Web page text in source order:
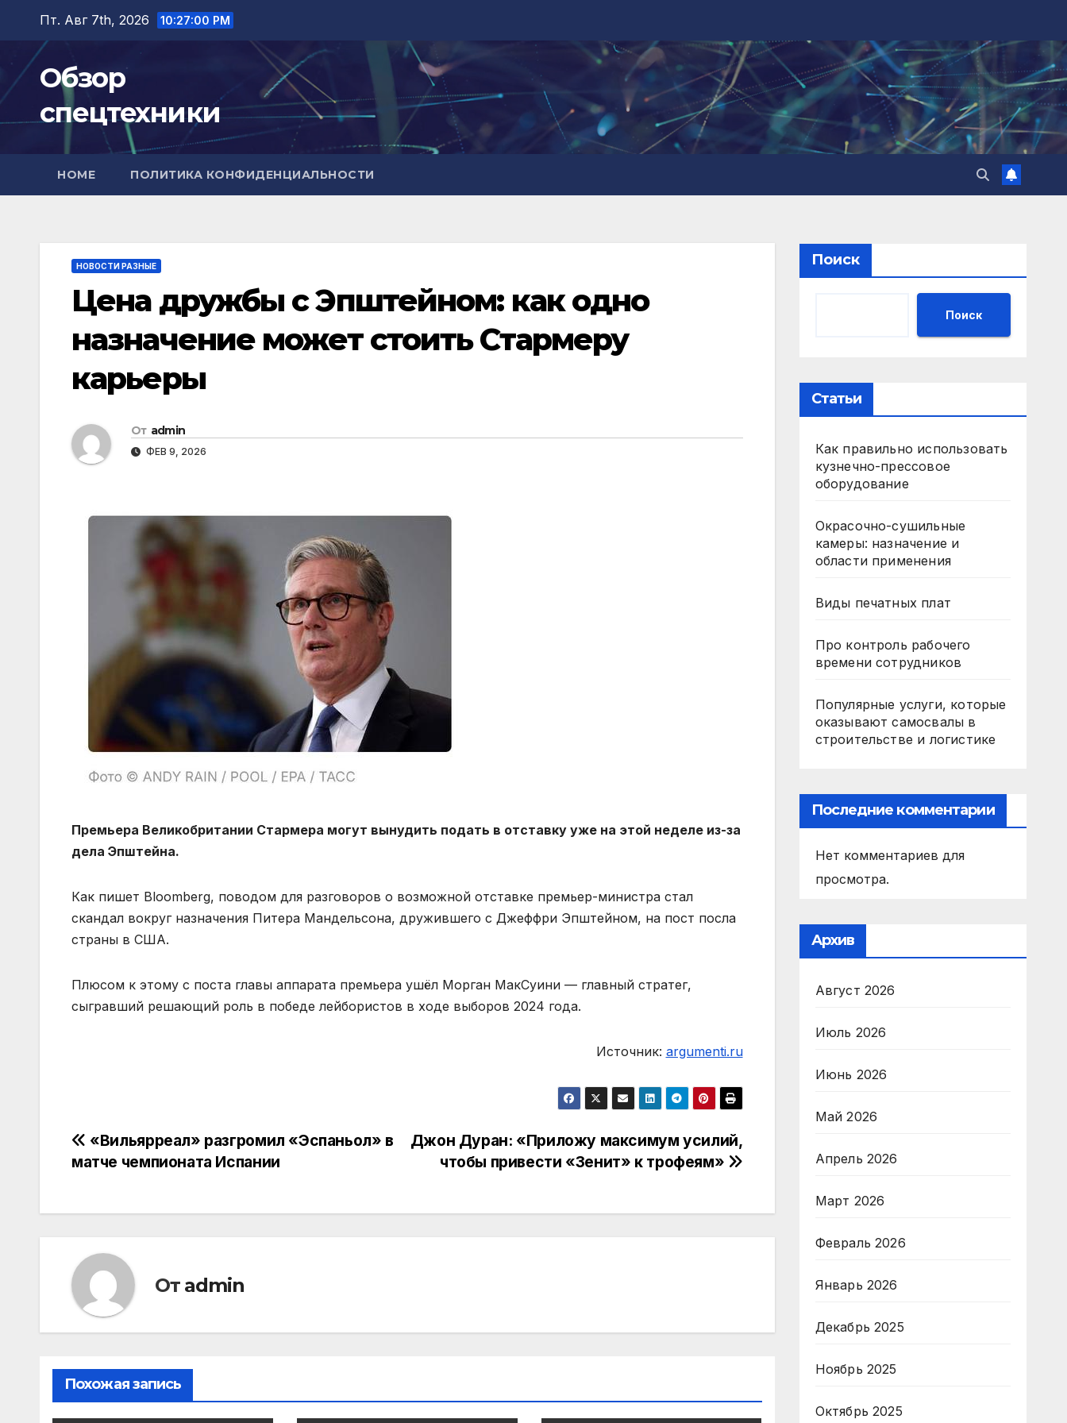
Перейти
содержимому
Пт. Авг 7th, 2026 10:27:01 PM
Обзор
спецтехники
HOME ПОЛИТИКА КОНФИДЕНЦИАЛЬНОСТИ
НОВОСТИ РАЗНЫЕ
Цена дружбы с Эпштейном: как одно
назначение может стоить Стармеру
карьеры
От admin
ФЕВ 9, 2026
Премьера Великобритании Стармера могут вынудить подать в отставку уже на этой неделе из-за
дела Эпштейна.
Как пишет Bloomberg, поводом для разговоров о возможной отставке премьер-министра стал
скандал вокруг назначения Питера Мандельсона, дружившего с Джеффри Эпштейном, на пост посла
страны в США.
Плюсом к этому с поста главы аппарата премьера ушёл Морган МакСуини — главный стратег,
сыгравший решающий роль в победе лейбористов в ходе выборов 2024 года.
Источник: argumenti.ru
Навигация
записям
Джон Дуран: «Приложу максимум усилий,
чтобы привести «Зенит» к трофеям»
«Вильярреал» разгромил «Эспаньол» в
матче чемпионата Испании
От admin
Похожая запись
Поиск
Поиск
Статьи
Как правильно использовать
кузнечно-прессовое
оборудование
Окрасочно-сушильные
камеры: назначение и
области применения
Виды печатных плат
Про контроль рабочего
времени сотрудников
Популярные услуги, которые
оказывают самосвалы в
строительстве и логистике
Последние комментарии
Нет комментариев для
просмотра.
Архив
Август 2026
Июль 2026
Июнь 2026
Май 2026
Апрель 2026
Март 2026
Февраль 2026
Январь 2026
Декабрь 2025
Ноябрь 2025
Октябрь 2025